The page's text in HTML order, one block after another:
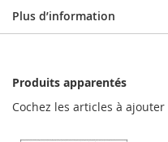
Plus d’information
Produits apparentés
Cochez les articles à